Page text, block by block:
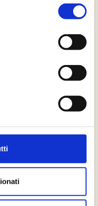
capsule